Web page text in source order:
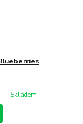
Skladem